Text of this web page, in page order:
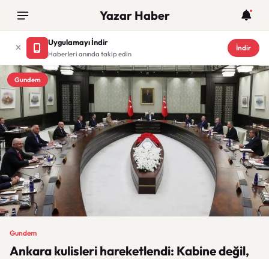
Yazar Haber
Uygulamayı İndir
Haberleri anında takip edin
İndir
Gundem
Gundem
Ankara kulisleri hareketlendi: Kabine değil,